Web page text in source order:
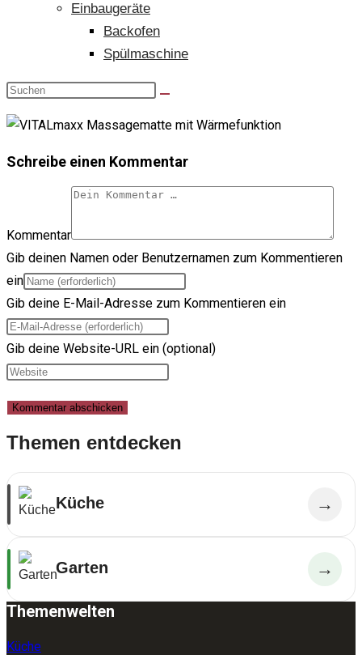
Einbaugeräte
Backofen
Spülmaschine
Schreibe einen Kommentar
Kommentar
Gib deinen Namen oder Benutzernamen zum Kommentieren
ein
Gib deine E-Mail-Adresse zum Kommentieren ein
Gib deine Website-URL ein (optional)
Themen entdecken
Küche →
Garten →
Themenwelten
Küche